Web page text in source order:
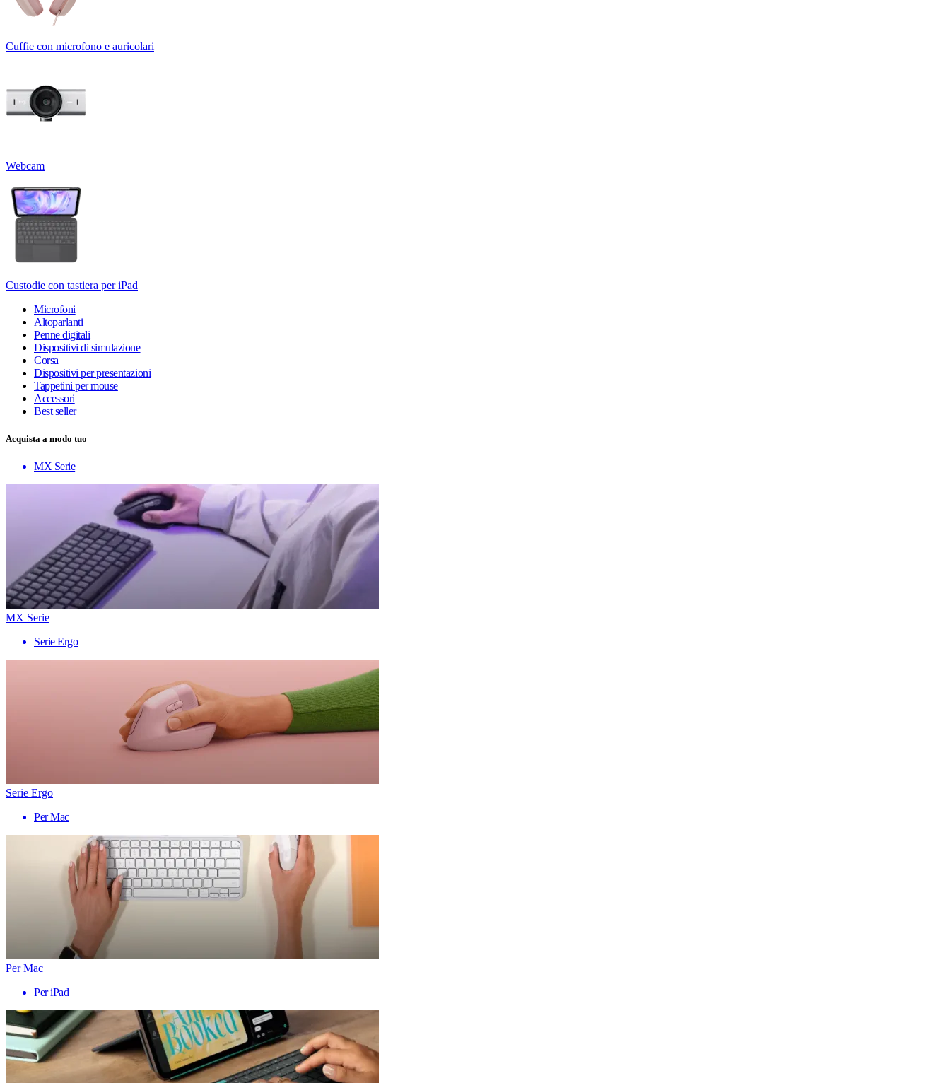
Cuffie con microfono e auricolari
Webcam
Custodie con tastiera per iPad
Microfoni
Altoparlanti
Penne digitali
Dispositivi di simulazione
Corsa
Dispositivi per presentazioni
Tappetini per mouse
Accessori
Best seller
Acquista a modo tuo
MX Serie
MX Serie
Serie Ergo
Serie Ergo
Per Mac
Per Mac
Per iPad